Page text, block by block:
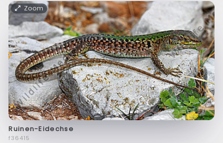
Zoom
Ruinen-Eidechse
f36415